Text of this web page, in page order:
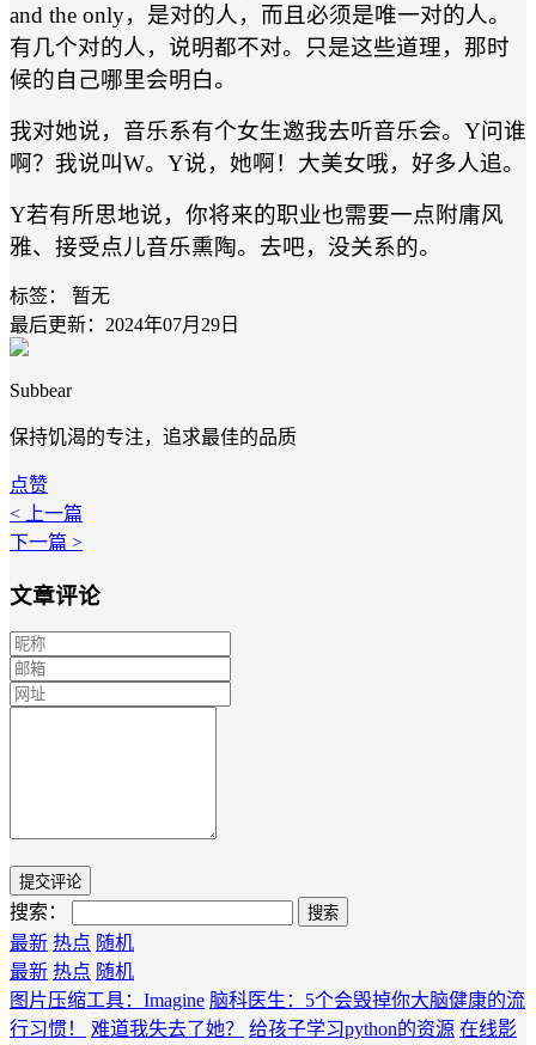
and the only，是对的人，而且必须是唯一对的人。
有几个对的人，说明都不对。只是这些道理，那时
候的自己哪里会明白。
我对她说，音乐系有个女生邀我去听音乐会。Y问谁
啊？我说叫W。Y说，她啊！大美女哦，好多人追。
Y若有所思地说，你将来的职业也需要一点附庸风
雅、接受点儿音乐熏陶。去吧，没关系的。
标签：
暂无
最后更新：2024年07月29日
Subbear
保持饥渴的专注，追求最佳的品质
点赞
< 上一篇
下一篇 >
文章评论
搜索：
最新 热点 随机
最新 热点 随机
图片压缩工具：Imagine 脑科医生：5个会毁掉你大脑健康的流
行习惯！
难道我失去了她？ 给孩子学习python的资源 在线影